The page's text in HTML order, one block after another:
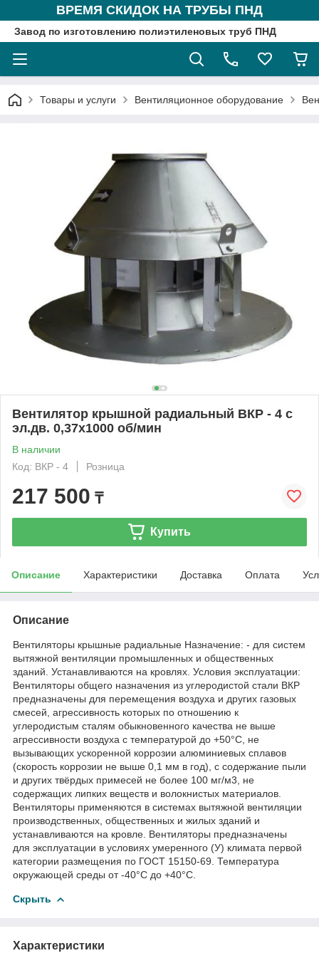
ВРЕМЯ СКИДОК НА ТРУБЫ ПНД
Завод по изготовлению полиэтиленовых труб ПНД
Товары и услуги Вентиляционное оборудование
Вентилятор крышной радиальный ВКР - 4 с
эл.дв. 0,37х1000 об/мин
В наличии
Код: ВКР - 4
Розница
217 500 ₸
Купить
Описание Характеристики Доставка Оплата
Описание
Вентиляторы крышные радиальные Назначение: - для систем
вытяжной вентиляции промышленных и общественных
зданий. Устанавливаются на кровлях. Условия эксплуатации:
Вентиляторы общего назначения из углеродистой стали ВКР
предназначены для перемещения воздуха и других газовых
смесей, агрессивность которых по отношению к
углеродистым сталям обыкновенного качества не выше
агрессивности воздуха с температурой до +50°С, не
вызывающих ускоренной коррозии алюминиевых сплавов
(скорость коррозии не выше 0,1 мм в год), с содержание пыли
и других твёрдых примесей не более 100 мг/м3, не
содержащих липких веществ и волокнистых материалов.
Вентиляторы применяются в системах вытяжной вентиляции
производственных, общественных и жилых зданий и
устанавливаются на кровле. Вентиляторы предназначены
для эксплуатации в условиях умеренного (У) климата первой
категории размещения по ГОСТ 15150-69. Температура
окружающей среды от -40°С до +40°С.
Скрыть
Характеристики